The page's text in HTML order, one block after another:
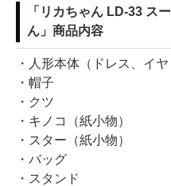
「リカちゃん LD-33 ス
ん」商品内容
・人形本体（ドレス、イ
・帽子
・クツ
・キノコ（紙小物）
・スター（紙小物）
・バッグ
・スタンド